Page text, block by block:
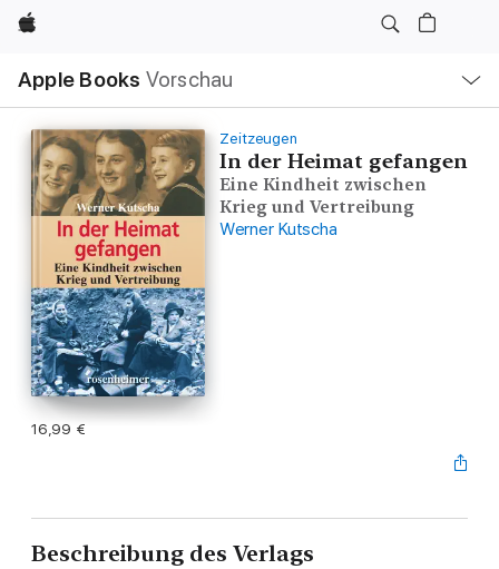
Apple
Apple Books Vorschau
Navigation
Menü
öffnen
Zeitzeugen
In der Heimat gefangen
Eine Kindheit zwischen
Krieg und Vertreibung
Werner Kutscha
16,99 €
Beschreibung des Verlags